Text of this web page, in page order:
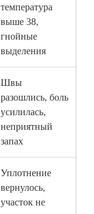
температура
выше 38,
гнойные
выделения
Швы
разошлись, боль
усилилась,
неприятный
запах
Уплотнение
вернулось,
участок не